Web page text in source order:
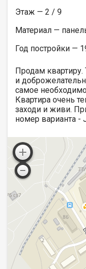
Этаж — 2 / 9
Материал —
Год постройки —
Продам
и
самое
Квартира очень
заходи и живи.
номер варианта -